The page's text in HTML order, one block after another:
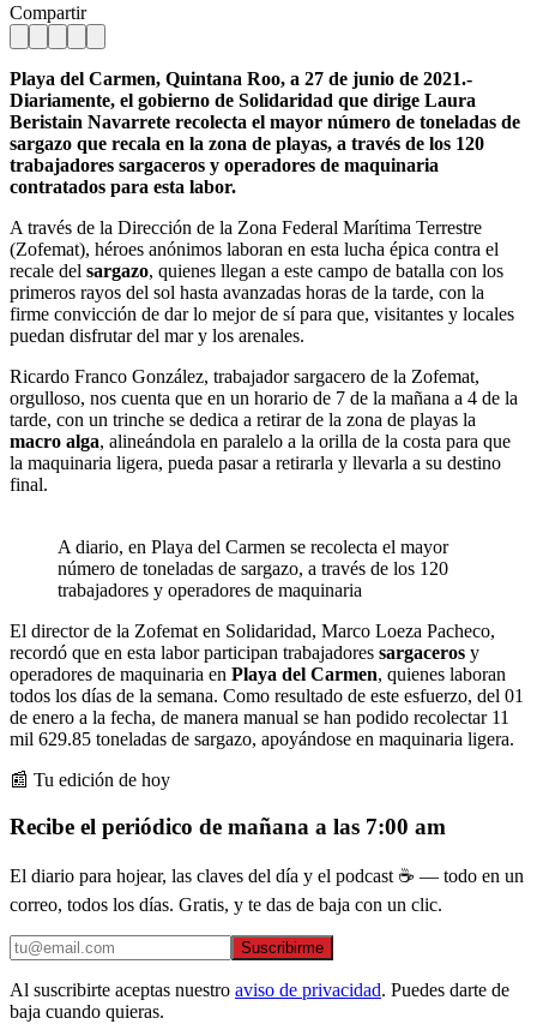
Compartir
Playa del Carmen, Quintana Roo, a 27 de junio de 2021.-
Diariamente, el gobierno de Solidaridad que dirige Laura
Beristain Navarrete recolecta el mayor número de toneladas de
sargazo que recala en la zona de playas, a través de los 120
trabajadores sargaceros y operadores de maquinaria
contratados para esta labor.
A través de la Dirección de la Zona Federal Marítima Terrestre
(Zofemat), héroes anónimos laboran en esta lucha épica contra el
recale del sargazo, quienes llegan a este campo de batalla con los
primeros rayos del sol hasta avanzadas horas de la tarde, con la
firme convicción de dar lo mejor de sí para que, visitantes y locales
puedan disfrutar del mar y los arenales.
Ricardo Franco González, trabajador sargacero de la Zofemat,
orgulloso, nos cuenta que en un horario de 7 de la mañana a 4 de la
tarde, con un trinche se dedica a retirar de la zona de playas la
macro alga, alineándola en paralelo a la orilla de la costa para que
la maquinaria ligera, pueda pasar a retirarla y llevarla a su destino
final.
A diario, en Playa del Carmen se recolecta el mayor
número de toneladas de sargazo, a través de los 120
trabajadores y operadores de maquinaria
El director de la Zofemat en Solidaridad, Marco Loeza Pacheco,
recordó que en esta labor participan trabajadores sargaceros y
operadores de maquinaria en Playa del Carmen, quienes laboran
todos los días de la semana. Como resultado de este esfuerzo, del 01
de enero a la fecha, de manera manual se han podido recolectar 11
mil 629.85 toneladas de sargazo, apoyándose en maquinaria ligera.
📰 Tu edición de hoy
Recibe el periódico de mañana a las 7:00 am
El diario para hojear, las claves del día y el podcast ☕ — todo en un
correo, todos los días. Gratis, y te das de baja con un clic.
Suscribirme
Al suscribirte aceptas nuestro aviso de privacidad. Puedes darte de
baja cuando quieras.